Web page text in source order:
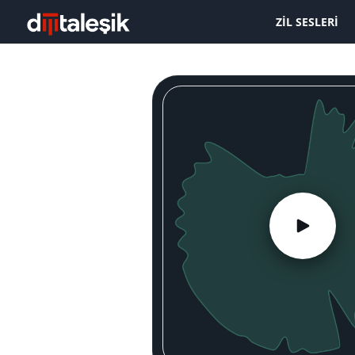
ZIL SESLERI